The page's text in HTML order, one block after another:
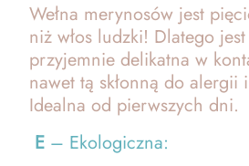
Wełna merynosów jest
niż włos ludzki! Dlatego
przyjemnie delikatna w
nawet tą skłonną do alergii
Idealna od pierwszych dni.
E – Ekologiczna: